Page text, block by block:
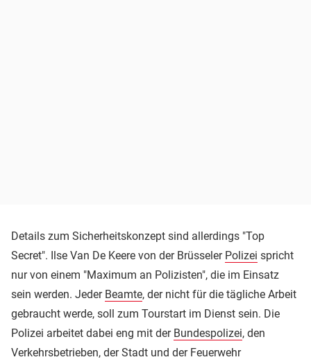
Details zum Sicherheitskonzept sind allerdings "Top
Secret". Ilse Van De Keere von der Brüsseler Polizei spricht
nur von einem "Maximum an Polizisten", die im Einsatz
sein werden. Jeder Beamte, der nicht für die tägliche Arbeit
gebraucht werde, soll zum Tourstart im Dienst sein. Die
Polizei arbeitet dabei eng mit der Bundespolizei, den
Verkehrsbetrieben, der Stadt und der Feuerwehr